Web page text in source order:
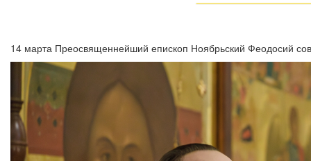
14 марта Преосвященнейший епископ Ноябрьский Феодосий